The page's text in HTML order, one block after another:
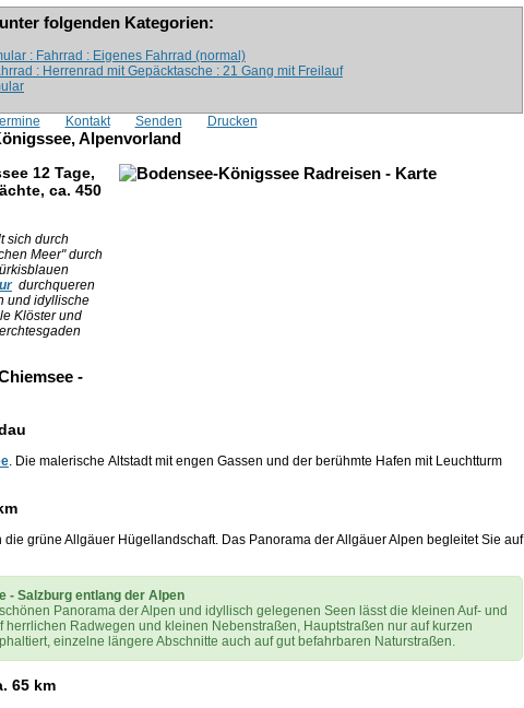
folgenden Kategorien:
: Fahrrad : Eigenes Fahrrad (normal)
: Herrenrad mit Gepäcktasche : 21 Gang mit Freilauf
Kontakt Senden Drucken
Alpenvorland
12 Tage,
ca. 450
sich durch
Meer" durch
durchqueren
und idyllische
Klöster und
-
. Die malerische Altstadt mit engen Gassen und der berühmte Hafen mit Leuchtturm
grüne Allgäuer Hügellandschaft. Das Panorama der Allgäuer Alpen begleitet Sie auf
- Salzburg entlang der Alpen
Panorama der Alpen und idyllisch gelegenen Seen lässt die kleinen Auf- und
Radwegen und kleinen Nebenstraßen, Hauptstraßen nur auf kurzen
einzelne längere Abschnitte auch auf gut befahrbaren Naturstraßen.
65 km